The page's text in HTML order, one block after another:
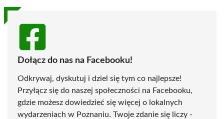
Dołącz do nas na Facebooku!
Odkrywaj, dyskutuj i dziel się tym co najlepsze!
Przyłącz się do naszej społeczności na Facebooku,
gdzie możesz dowiedzieć się więcej o lokalnych
wydarzeniach w Poznaniu. Twoje zdanie się liczy -